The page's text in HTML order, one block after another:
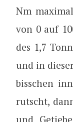
Nm
von 0 auf
des 1,7
und in
bisschen
rutscht,
und